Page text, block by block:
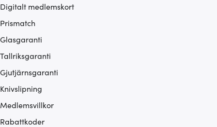
Digitalt medlemskort
Prismatch
Glasgaranti
Tallriksgaranti
Gjutjärnsgaranti
Knivslipning
Medlemsvillkor
Rabattkoder